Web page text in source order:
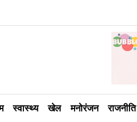
स्वास्थ्य खेल मनोरंजन राजनीति